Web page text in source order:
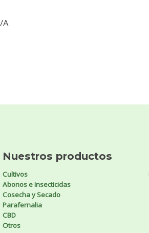
A
Nuestros productos
Cultivos
Abonos e Insecticidas
Cosecha y Secado
Parafernalia
CBD
Otros